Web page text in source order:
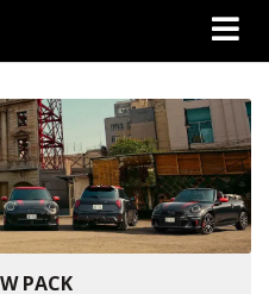
PACKCABRIO
MINI ACEMAN
COUNTRYMAN
COOPER
SERPONG